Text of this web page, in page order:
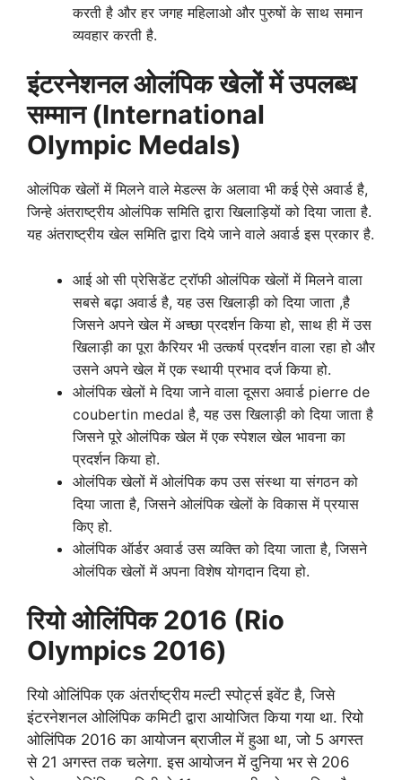
करती है और हर जगह महिलाओ और पुरुषों के साथ समान
व्यवहार करती है.
इंटरनेशनल ओलंपिक खेलों में उपलब्ध
सम्मान (International
Olympic Medals)
ओलंपिक खेलों में मिलने वाले मेडल्स के अलावा भी कई ऐसे अवार्ड है,
जिन्हे अंतराष्ट्रीय ओलंपिक समिति द्वारा खिलाड़ियों को दिया जाता है.
यह अंतराष्ट्रीय खेल समिति द्वारा दिये जाने वाले अवार्ड इस प्रकार है.
आई ओ सी प्रेसिडेंट ट्रॉफी ओलंपिक खेलों में मिलने वाला
सबसे बढ़ा अवार्ड है, यह उस खिलाड़ी को दिया जाता ,है
जिसने अपने खेल में अच्छा प्रदर्शन किया हो, साथ ही में उस
खिलाड़ी का पूरा कैरियर भी उत्कर्ष प्रदर्शन वाला रहा हो और
उसने अपने खेल में एक स्थायी प्रभाव दर्ज किया हो.
ओलंपिक खेलों मे दिया जाने वाला दूसरा अवार्ड pierre de
coubertin medal है, यह उस खिलाड़ी को दिया जाता है
जिसने पूरे ओलंपिक खेल में एक स्पेशल खेल भावना का
प्रदर्शन किया हो.
ओलंपिक खेलों में ओलंपिक कप उस संस्था या संगठन को
दिया जाता है, जिसने ओलंपिक खेलों के विकास में प्रयास
किए हो.
ओलंपिक ऑर्डर अवार्ड उस व्यक्ति को दिया जाता है, जिसने
ओलंपिक खेलों में अपना विशेष योगदान दिया हो.
रियो ओलिंपिक 2016 (Rio
Olympics 2016)
रियो ओलिंपिक एक अंतर्राष्ट्रीय मल्टी स्पोर्ट्स इवेंट है, जिसे
इंटरनेशनल ओलिंपिक कमिटी द्वारा आयोजित किया गया था. रियो
ओलिंपिक 2016 का आयोजन ब्राजील में हुआ था, जो 5 अगस्त
से 21 अगस्त तक चलेगा. इस आयोजन में दुनिया भर से 206